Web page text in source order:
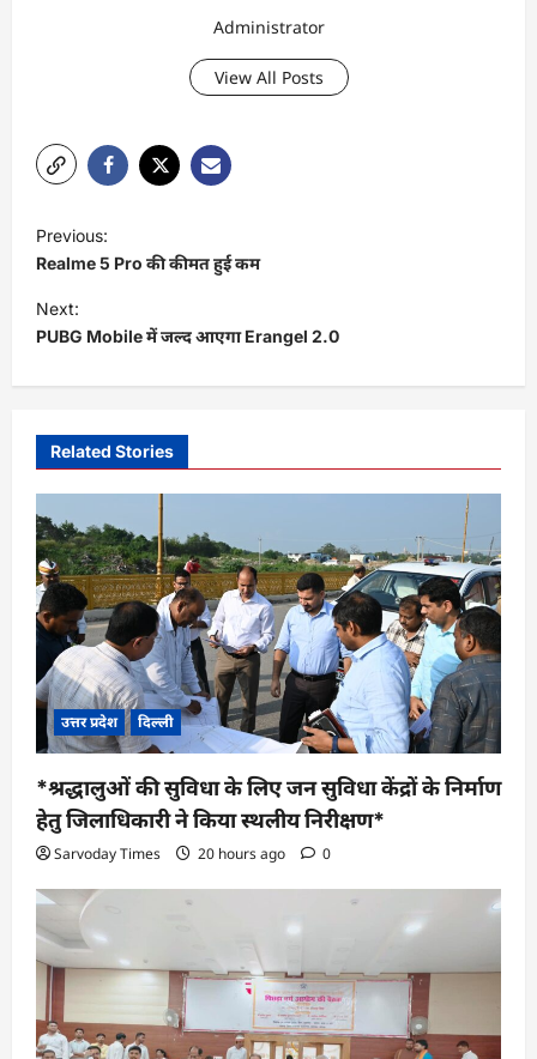
Administrator
View All Posts
o
s
t
v
g
a
t
i
o
n
Previous:
Realme 5 Pro की कीमत हुई कम
Next:
PUBG Mobile में जल्द आएगा Erangel 2.0
Related Stories
उत्तर प्रदेश दिल्ली
*श्रद्धालुओं की सुविधा के लिए जन सुविधा केंद्रों के निर्माण
हेतु जिलाधिकारी ने किया स्थलीय निरीक्षण*
Sarvoday Times 20 hours ago 0